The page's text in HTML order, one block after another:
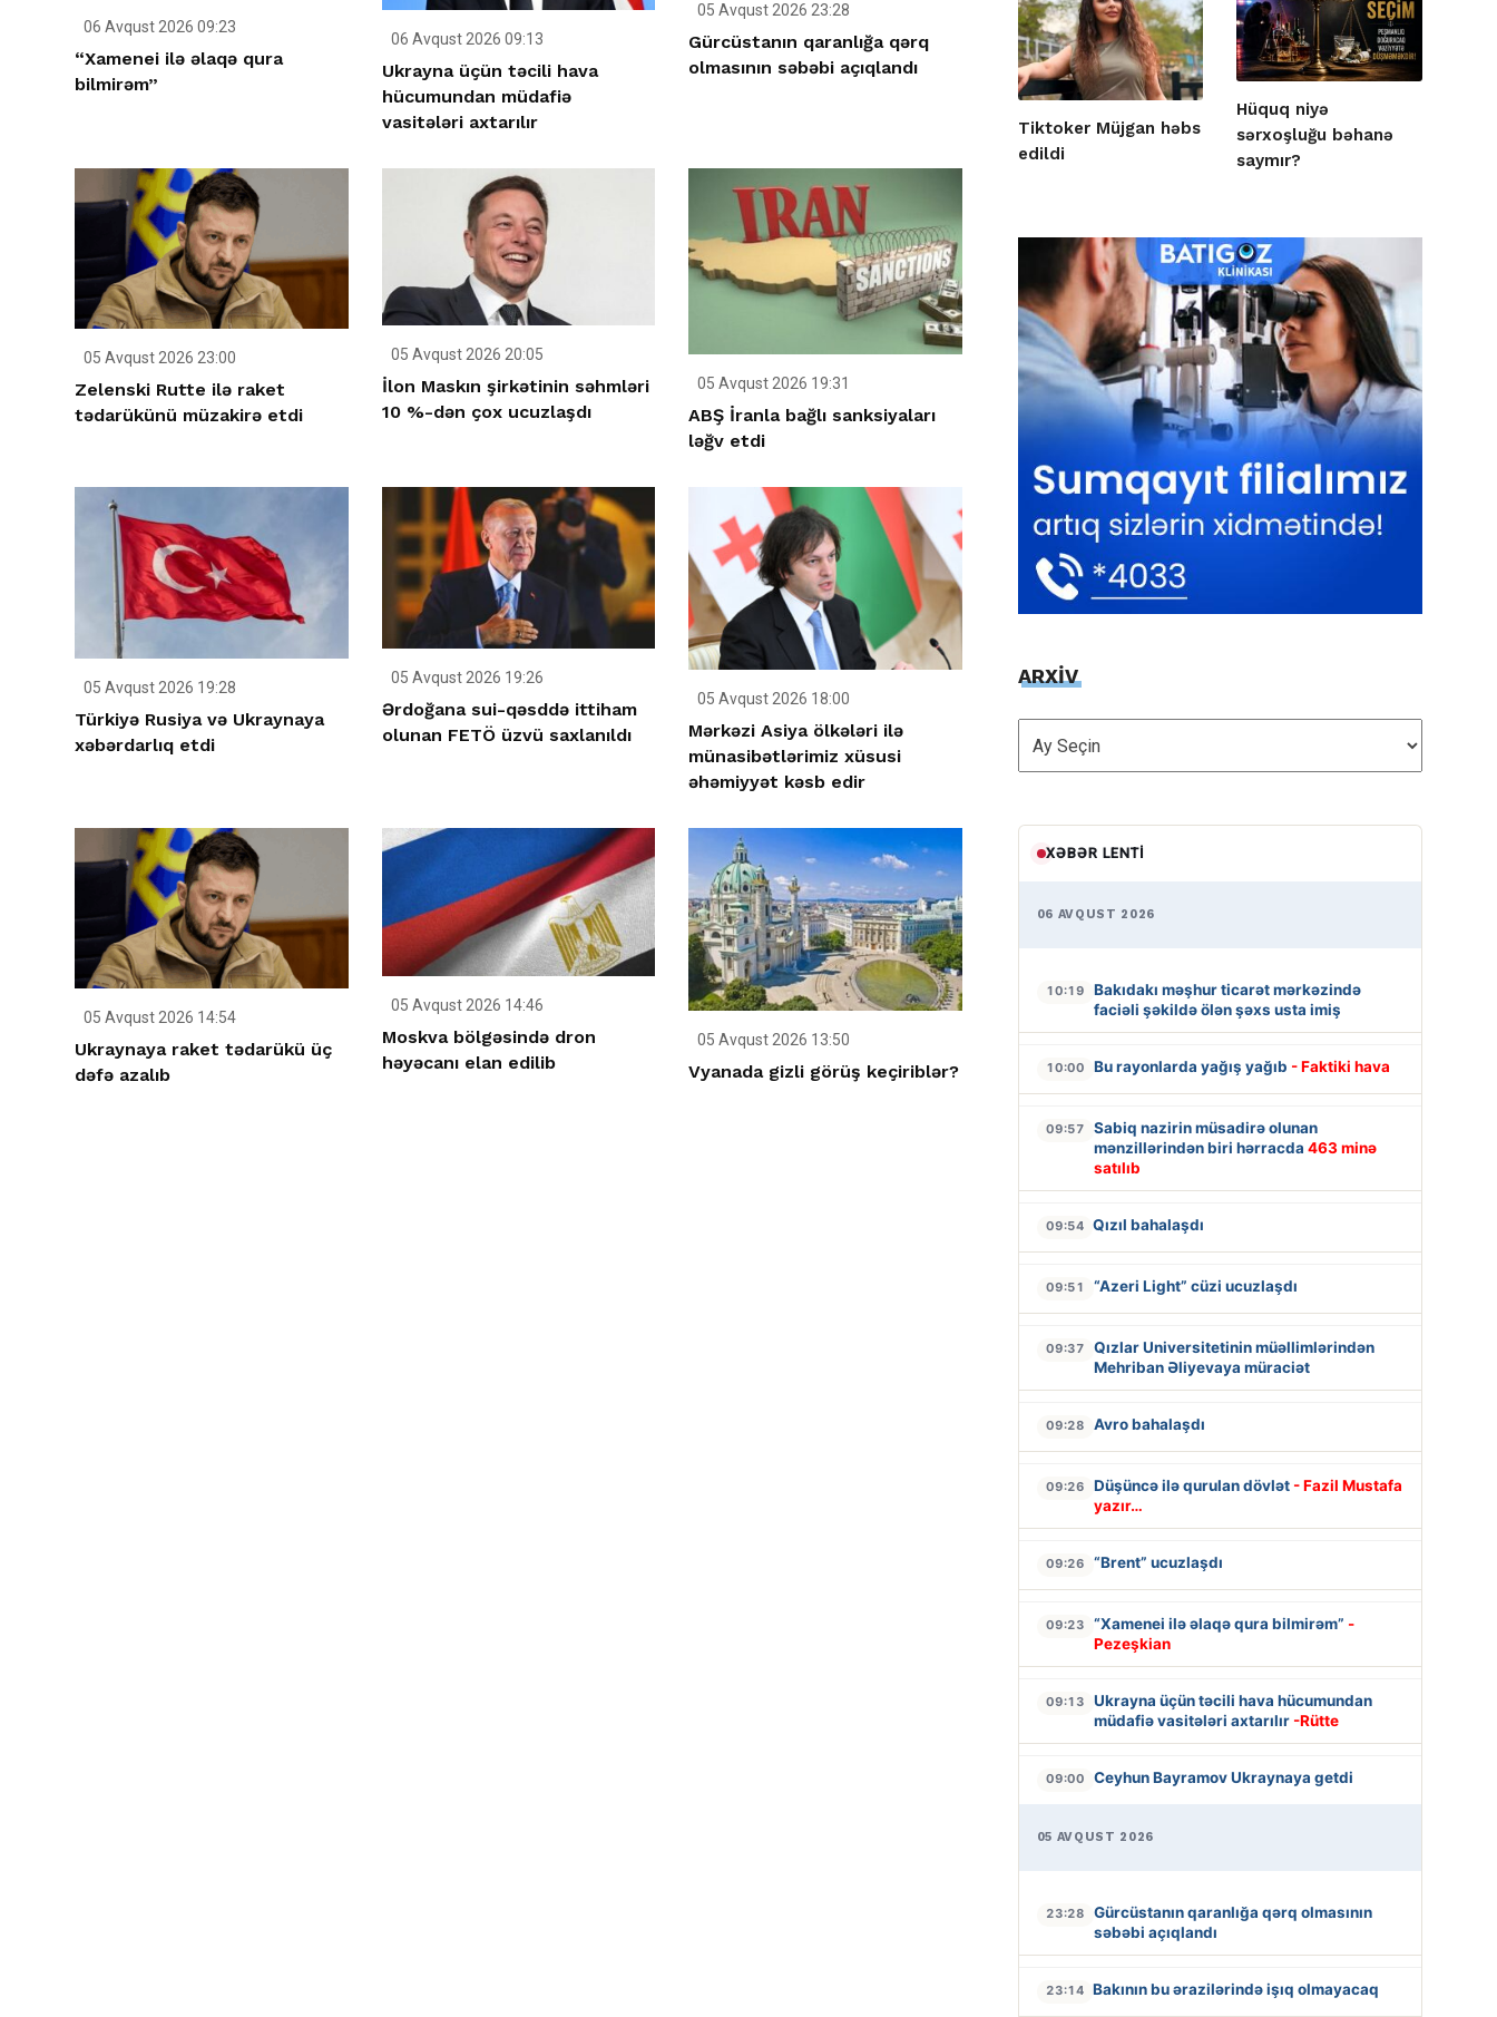
06 Avqust 2026 09:23
“Xamenei ilə əlaqə qura
bilmirəm”
06 Avqust 2026 09:13
Ukrayna üçün təcili hava
hücumundan müdafiə
vasitələri axtarılır
05 Avqust 2026 23:28
Gürcüstanın qaranlığa qərq
olmasının səbəbi açıqlandı
05 Avqust 2026 23:00
Zelenski Rutte ilə raket
tədarükünü müzakirə etdi
05 Avqust 2026 20:05
İlon Maskın şirkətinin səhmləri
10 %-dən çox ucuzlaşdı
05 Avqust 2026 19:31
ABŞ İranla bağlı sanksiyaları
ləğv etdi
05 Avqust 2026 19:28
Türkiyə Rusiya və Ukraynaya
xəbərdarlıq etdi
05 Avqust 2026 19:26
Ərdoğana sui-qəsddə ittiham
olunan FETÖ üzvü saxlanıldı
05 Avqust 2026 18:00
Mərkəzi Asiya ölkələri ilə
münasibətlərimiz xüsusi
əhəmiyyət kəsb edir
05 Avqust 2026 14:54
Ukraynaya raket tədarükü üç
dəfə azalıb
05 Avqust 2026 14:46
Moskva bölgəsində dron
həyəcanı elan edilib
05 Avqust 2026 13:50
Vyanada gizli görüş keçiriblər?
Tiktoker Müjgan həbs
edildi
Hüquq niyə
sərxoşluğu bəhanə
saymır?
ARXİV
ARXİV
XƏBƏR LENTI
06 AVQUST 2026
10:19
Bakıdakı məşhur ticarət mərkəzində
faciəli şəkildə ölən şəxs usta imiş
10:00 Bu rayonlarda yağış yağıb - Faktiki hava
09:57
Sabiq nazirin müsadirə olunan
mənzillərindən biri hərracda 463 minə
satılıb
09:54 Qızıl bahalaşdı
09:51 “Azeri Light” cüzi ucuzlaşdı
09:37
Qızlar Universitetinin müəllimlərindən
Mehriban Əliyevaya müraciət
09:28 Avro bahalaşdı
09:26 Düşüncə ilə qurulan dövlət - Fazil Mustafa
yazır…
09:26 “Brent” ucuzlaşdı
09:23 “Xamenei ilə əlaqə qura bilmirəm” -
Pezeşkian
09:13
Ukrayna üçün təcili hava hücumundan
müdafiə vasitələri axtarılır -Rütte
09:00 Ceyhun Bayramov Ukraynaya getdi
05 AVQUST 2026
23:28
Gürcüstanın qaranlığa qərq olmasının
səbəbi açıqlandı
23:14 Bakının bu ərazilərində işıq olmayacaq